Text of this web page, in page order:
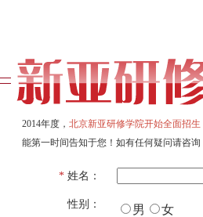
2014年度，北京新亚研修学院开始全面招生
能第一时间告知于您！如有任何疑问请咨询
* 姓名：
性别： 男 女